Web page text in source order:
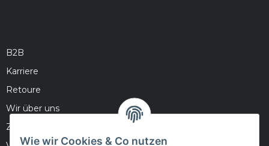
B2B
Karriere
Retoure
Wir über uns
Zahlungsmöglichkeiten
Wie wir Cookies & Co nutzen